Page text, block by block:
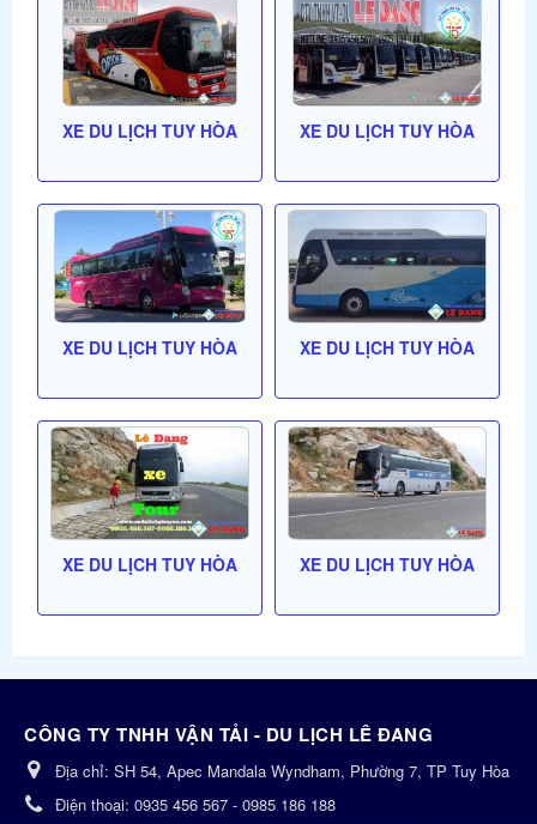
XE DU LỊCH TUY HÒA XE DU LỊCH TUY HÒA
XE DU LỊCH TUY HÒA XE DU LỊCH TUY HÒA
XE DU LỊCH TUY HÒA XE DU LỊCH TUY HÒA
CÔNG TY TNHH VẬN TẢI - DU LỊCH LÊ ĐANG
Địa chỉ: SH 54, Apec Mandala Wyndham, Phường 7, TP Tuy Hòa
Điện thoại: 0935 456 567 - 0985 186 188